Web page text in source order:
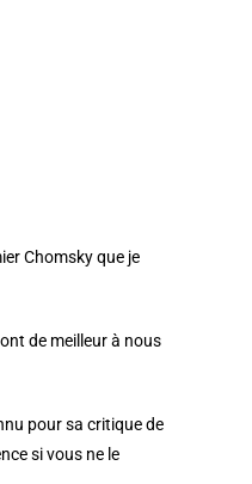
Chomsky que je
de meilleur à nous
pour sa critique de
si vous ne le